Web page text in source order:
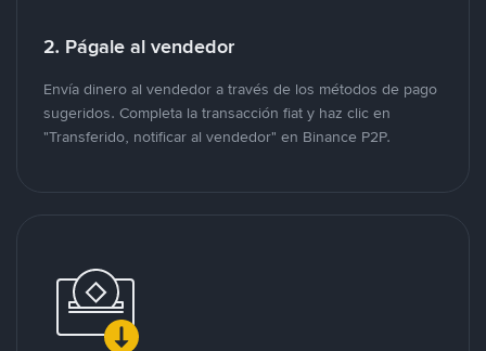
2. Págale al vendedor
Envía dinero al vendedor a través de los métodos de pago
sugeridos. Completa la transacción fiat y haz clic en
"Transferido, notificar al vendedor" en Binance P2P.